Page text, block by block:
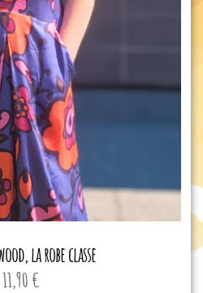
la robe classe
11,90 €